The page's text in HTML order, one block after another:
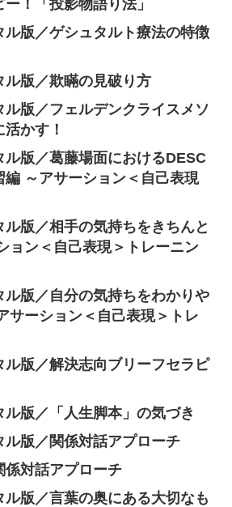
！「投影物語り法」
ル版／ゲシュタルト療法の特徴
ル版／欺瞞の見破り方
ル版／フェルデンクライスメソ
かす！
ル版／葛藤場面におけるDESC
編 ～アサーション＜自己表現
版／相手の気持ちをきちんと
ョン＜自己表現＞トレーニン
ル版／自分の気持ちをわかりや
サーション＜自己表現＞トレ
ル版／解決志向ブリーフセラピ
版／「人生脚本」の気づき
ル版／関係対話アプローチ
係対話アプローチ
ル版／言葉の奥にある大切なも